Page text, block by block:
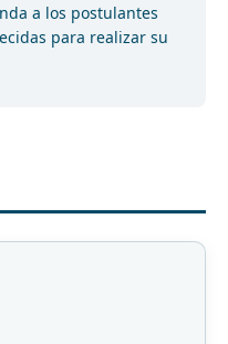
a los postulantes
para realizar su